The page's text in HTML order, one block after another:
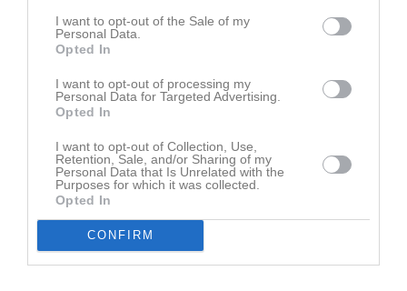
I want to opt-out of the Sale of my
Personal Data.
Opted In
I want to opt-out of processing my
Personal Data for Targeted Advertising.
Opted In
I want to opt-out of Collection, Use,
Retention, Sale, and/or Sharing of my
Personal Data that Is Unrelated with the
Purposes for which it was collected.
Opted In
CONFIRM
Stockholm
Robin Gavelin Miranda, 6p
Alvin Gustafsson
Spelarstatistik Utespelare
Jacob Bergwall
1
12
Christopher Helgar